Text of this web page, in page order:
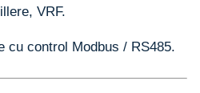
VRF.
cu control Modbus / RS485.